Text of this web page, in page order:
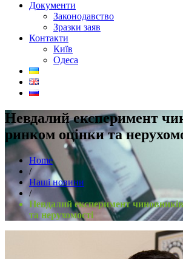
Документи
Законодавство
Зразки заяв
Контакти
Київ
Одеса
Невдалий експеримент
ринком оцінки та
Home
/
Наші новини
/
Невдалий експеримент
та нерухомості